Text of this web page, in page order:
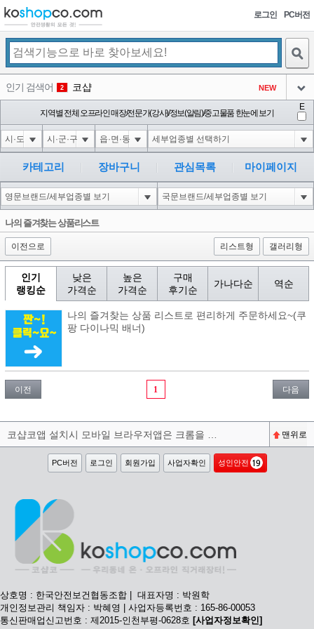
로그인 PC버전
인기 검색어 2 코샵 NEW
3 익스
아이콘
4 미끄럼방지
아이콘
5 대성설렁탕
아이콘
-16
6 1-1 waitfor delay '0:0:15' --
아이콘
-1
1
지역별 전체 오프라인 매장/전문가(강사)/정보(알림)/중고물품 한눈에 보기
E
카테고리 장바구니 관심목록 마이페이지
나의 즐겨찾는 상품리스트
이전으로 리스트형 갤러리형
인기
랭킹순
낮은
가격순
높은
가격순
구매
후기순
가나다순 역순
나의 즐겨찾는 상품 리스트로 편리하게 주문하세요~(쿠
팡 다이나믹 배너)
이전 1 다음
맨위로
PC버전 로그인 회원가입 사업자확인 성인안전
상호명 : 한국안전보건협동조합 | 대표자명 : 박원학
개인정보관리 책임자 : 박혜영 | 사업자등록번호 : 165-86-00053
통신판매업신고번호 : 제2015-인천부평-0628호 [사업자정보확인]